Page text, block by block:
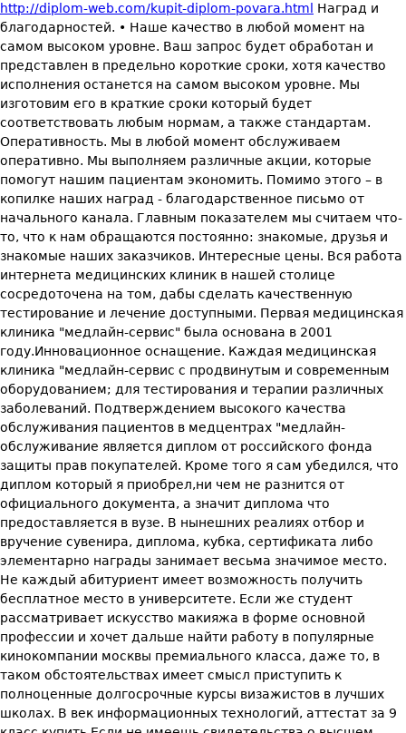
http://diplom-web.com/kupit-diplom-povara.html
Наград и
благодарностей. • Наше качество в любой момент на
самом высоком уровне. Ваш запрос будет обработан и
представлен в предельно короткие сроки, хотя качество
исполнения останется на самом высоком уровне. Мы
изготовим его в краткие сроки который будет
соответствовать любым нормам, а также стандартам.
Оперативность. Мы в любой момент обслуживаем
оперативно. Мы выполняем различные акции, которые
помогут нашим пациентам экономить. Помимо этого – в
копилке наших наград - благодарственное письмо от
начального канала. Главным показателем мы считаем что-
то, что к нам обращаются постоянно: знакомые, друзья и
знакомые наших заказчиков. Интересные цены. Вся работа
интернета медицинских клиник в нашей столице
сосредоточена на том, дабы сделать качественную
тестирование и лечение доступными. Первая медицинская
клиника "медлайн-сервис" была основана в 2001
году.Инновационное оснащение. Каждая медицинская
клиника "медлайн-сервис с продвинутым и современным
оборудованием; для тестирования и терапии различных
заболеваний. Подтверждением высокого качества
обслуживания пациентов в медцентрах "медлайн-
обслуживание является диплом от российского фонда
защиты прав покупателей. Кроме того я сам убедился, что
диплом который я приобрел,ни чем не разнится от
официального документа, а значит диплома что
предоставляется в вузе. В нынешних реалиях отбор и
вручение сувенира, диплома, кубка, сертификата либо
элементарно награды занимает весьма значимое место.
Не каждый абитуриент имеет возможность получить
бесплатное место в университете. Если же студент
рассматривает искусство макияжа в форме основной
профессии и хочет дальше найти работу в популярные
кинокомпании москвы премиального класса, даже то, в
таком обстоятельствах имеет смысл приступить к
полноценные долгосрочные курсы визажистов в лучших
школах. В век информационных технологий, аттестат за 9